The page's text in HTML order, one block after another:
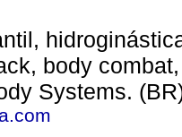
body
Systems.